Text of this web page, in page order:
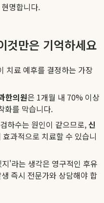
명합니다.
것만은 기억하세요
치료 예후를 결정하는 가장
한의원은 1개월 내 70% 이상
화를 막습니다.
하수는 원인이 같으므로,신
과적으로 치료할 수 있습니
'라는 생각은 영구적인 후유
즉시 전문가와 상담해야 합